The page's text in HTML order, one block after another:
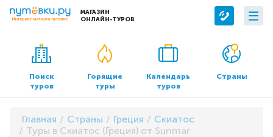
МАГАЗИН
ОНЛАЙН-ТУРОВ
Сервисы
Бронирование отелей
Трансфер
О компании
О нас
Контакты
Документы и реквизиты
Поиск
туров
Горящие
туры
Календарь
туров
Страны
Главная Страны Греция
Скиатос
Туры в Скиатос (Греция) от Sunmar